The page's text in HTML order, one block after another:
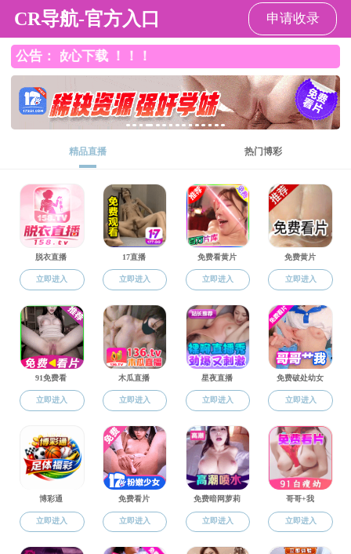
波多野结衣 波多野结衣概况 师资队伍
党群建设
波多野结衣 黄页
实验中心
实验中心简介
材料实验教学中心
材料研究测试平台
华东理工大学国家